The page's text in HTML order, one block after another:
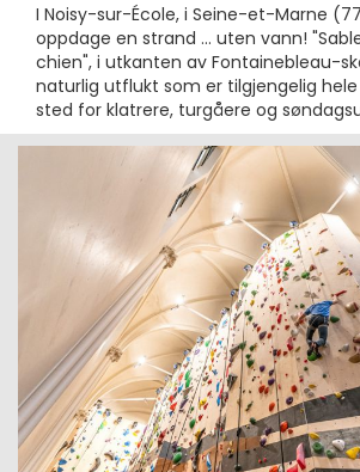
I Noisy-sur-École, i Seine-et-Marne
oppdage en strand ... uten vann!
chien", i utkanten av Fontainebleau-
naturlig utflukt som er tilgjengelig
sted for klatrere, turgåere og